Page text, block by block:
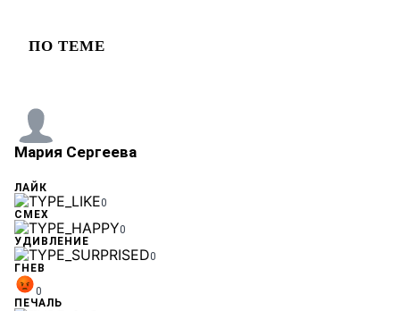
ПО ТЕМЕ
Мария Сергеева
ЛАЙК
0
СМЕХ
0
УДИВЛЕНИЕ
0
ГНЕВ
0
ПЕЧАЛЬ